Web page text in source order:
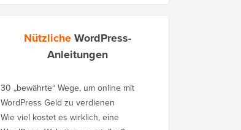
NützlicheWordPress-
Anleitungen
30 „bewährte“ Wege, um online mit
WordPress Geld zu verdienen
Wie viel kostet es wirklich, eine